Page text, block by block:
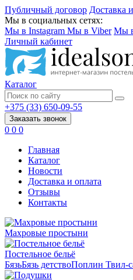
Публичный договор Доставка
Мы в социальных сетях:
Мы в Instagram Мы в Viber Мы
Личный кабинет
Каталог
+375 (33) 650-09-55
Заказать звонок
0 0 0
Главная
Каталог
Новости
Доставка и оплата
Отзывы
Контакты
Махровые простыни
Постельное бельё
БязьБязь детствоПоплин Твил-